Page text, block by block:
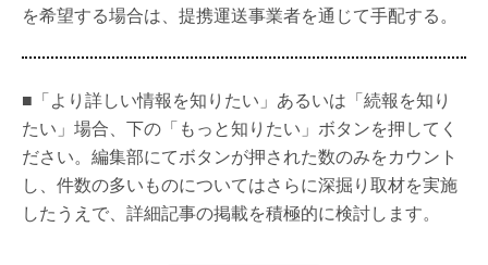
を希望する場合は、提携運送事業者を通じて手配する。
■「より詳しい情報を知りたい」あるいは「続報を知り
たい」場合、下の「もっと知りたい」ボタンを押してく
ださい。編集部にてボタンが押された数のみをカウント
し、件数の多いものについてはさらに深掘り取材を実施
したうえで、詳細記事の掲載を積極的に検討します。